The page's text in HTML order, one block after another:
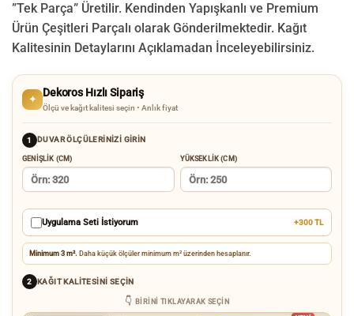
”Tek Parça” Üretilir. Kendinden Yapışkanlı ve Premium
Ürün Çeşitleri Parçalı olarak Gönderilmektedir. Kağıt
Kalitesinin Detaylarını Açıklamadan İnceleyebilirsiniz.
✦
Dekoros Hızlı Sipariş
Ölçü ve kağıt kalitesi seçin • Anlık fiyat
1 DUVAR ÖLÇÜLERINIZI GIRIN
GENIŞLIK (CM) YÜKSEKLIK (CM)
Uygulama Seti İstiyorum +300 TL
Minimum 3 m². Daha küçük ölçüler minimum m² üzerinden hesaplanır.
2 KAĞIT KALITESINI SEÇIN
BIRINI TIKLAYARAK SEÇIN